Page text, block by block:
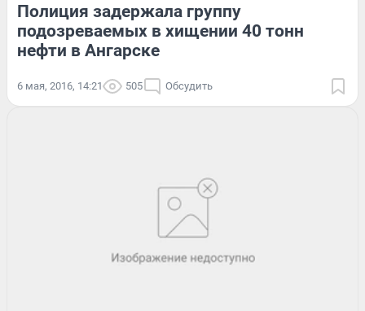
Полиция задержала группу
подозреваемых в хищении 40 тонн
нефти в Ангарске
6 мая, 2016, 14:21 505 Обсудить